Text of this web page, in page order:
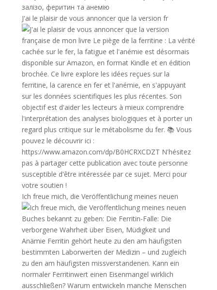
J'ai le plaisir de vous annoncer que la version fr
Ich freue mich, die Veröffentlichung meines neuen